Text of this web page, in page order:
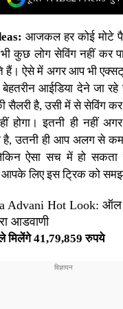
आजकल हर कोई मोटे
कुछ लोग सेविंग नहीं कर
हैं। ऐसे में अगर आप भी
आईडिया देने जा
सैलरी है, उसी में से सेविंग
होगा। इतनी ही नहीं
है, उतनी ही आप अलग से
ऐसा सच में हो
आपके लिए इस ट्रिक को
Advani Hot Look:
आडवाणी
मिलेंगे 41,79,859 रुपये